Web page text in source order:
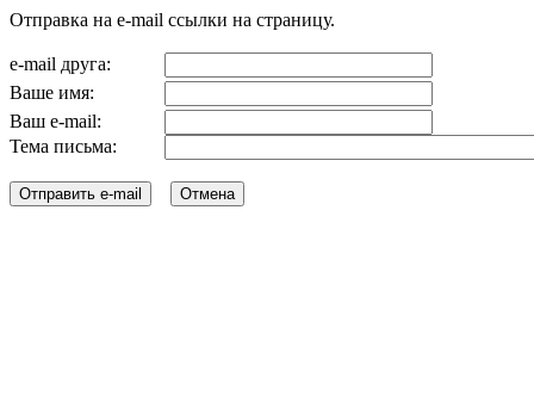
Отправка на e-mail ссылки на страницу.
e-mail друга:
Ваше имя:
Ваш e-mail:
Тема письма: